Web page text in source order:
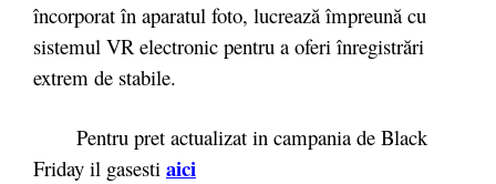
încorporat în aparatul foto, lucrează împreună cu
sistemul VR electronic pentru a oferi înregistrări
extrem de stabile.
Pentru pret actualizat in campania de Black
Friday il gasesti aici